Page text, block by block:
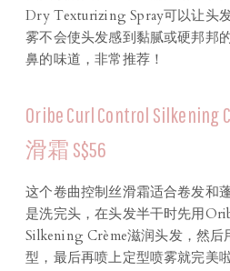
Dry Texturizing Spray可以让头
雾不会使头发感到黏腻或硬邦邦
鼻的味道，非常推荐！
Oribe Curl Control
滑霜 S$56
这个卷曲控制丝滑霜适合卷发和
是洗完头，在头发半干时先用
Silkening Crème滋润头发，然
型，最后再喷上定型喷雾就完美